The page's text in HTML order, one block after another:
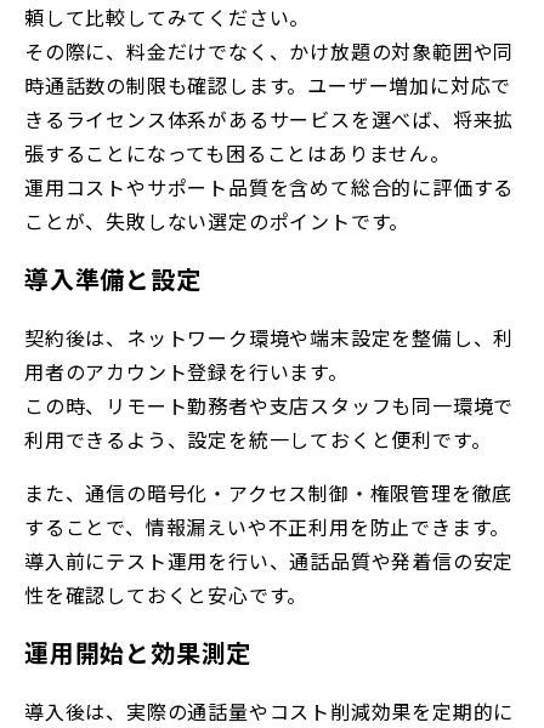
頼して比較してみてください。
その際に、料金だけでなく、かけ放題の対象範囲や同
時通話数の制限も確認します。ユーザー増加に対応で
きるライセンス体系があるサービスを選べば、将来拡
張することになっても困ることはありません。
運用コストやサポート品質を含めて総合的に評価する
ことが、失敗しない選定のポイントです。
導入準備と設定
契約後は、ネットワーク環境や端末設定を整備し、利
用者のアカウント登録を行います。
この時、リモート勤務者や支店スタッフも同一環境で
利用できるよう、設定を統一しておくと便利です。
また、通信の暗号化・アクセス制御・権限管理を徹底
することで、情報漏えいや不正利用を防止できます。
導入前にテスト運用を行い、通話品質や発着信の安定
性を確認しておくと安心です。
運用開始と効果測定
導入後は、実際の通話量やコスト削減効果を定期的に